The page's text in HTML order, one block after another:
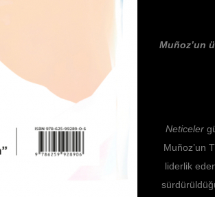
Muñoz’un
Neticeler
Muñoz’un
liderlik